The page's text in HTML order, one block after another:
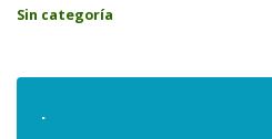
Sin categoría
.